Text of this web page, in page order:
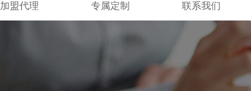
加盟代理 专属定制 联系我们